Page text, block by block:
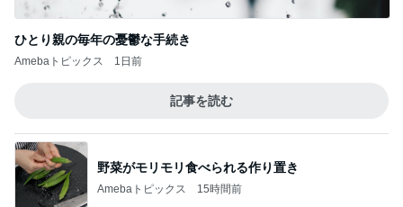
ひとり親の毎年の憂鬱な手続き
Amebaトピックス 1日前
記事を読む
野菜がモリモリ食べられる作り置き
Amebaトピックス 15時間前